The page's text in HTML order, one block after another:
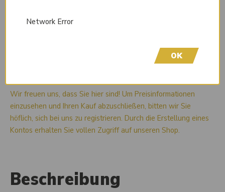
Wir freuen uns, dass Sie hier sind! Um Preisinformationen
einzusehen und Ihren Kauf abzuschließen, bitten wir Sie
höflich, sich bei uns zu registrieren. Durch die Erstellung eines
Kontos erhalten Sie vollen Zugriff auf unseren Shop.
Beschreibung
Network Error
OK